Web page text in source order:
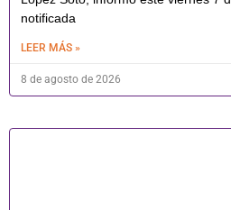
notificada
LEER MÁS »
8 de agosto de 2026